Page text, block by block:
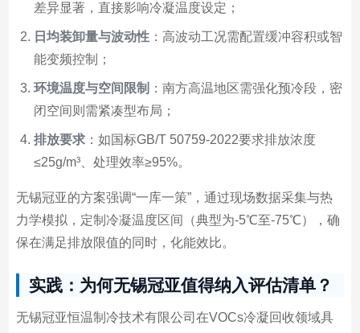
差异显著，直接影响冷凝温度设定；
日均装卸量与波动性：高波动工况需配置缓冲容积或智
能变频控制；
环境温度与空间限制 ：南方高温地区需强化预冷段，密
闭空间则需紧凑型布局；
排放要求：如国标GB/T 50759-2022要求排放浓度
≤25g/m³、处理效率≥95%。
无锡冠亚的方案强调“一库一策”，通过现场数据采集与热
力学模拟，定制冷凝温度区间（典型为-5℃至-75℃），确
保在满足排放限值的同时，化能效比。
实践：为何无锡冠亚值得纳入评估清单？
无锡冠亚恒温制冷技术有限公司在VOCs冷凝回收领域具